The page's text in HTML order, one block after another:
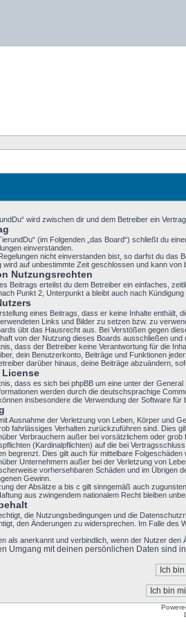
wird zwischen dir und dem Betreiber ein
(im Folgenden „das Board“) schließt du
einverstanden.
nicht einverstanden bist, so darfst du das
auf unbestimmte Zeit geschlossen und kann von
Nutzungsrechten
Beitrags erteilst du dem Betreiber ein einfaches,
Punkt 2, Unterpunkt a bleibt auch nach
eines Beitrags, dass er keine Inhalte
Links und Bilder zu setzen bzw. zu
übt das Hausrecht aus. Bei Verstößen gegen
von der Nutzung dieses Boards ausschließen und
dass der Betreiber keine Verantwortung für die
dein Benutzerkonto, Beiträge und Funktionen
darüber hinaus, deine Beiträge abzuändern,
License
dass es sich bei phpBB um eine unter der
werden durch die deutschsprachige
insbesondere die Verwendung der Software
Ausnahme der Verletzung von Leben, Körper und
fahrlässiges Verhalten zurückzuführen sind. Dies
Verbrauchern außer bei vorsätzlichem oder
(Kardinalpflichten) auf die bei
begrenzt. Dies gilt auch für mittelbare Folgeschäden
Unternehmern außer bei der Verletzung von
vorhersehbaren Schäden und im Übrigen
Gewinn.
der Absätze a bis c gilt sinngemäß auch
aus zwingendem nationalem Recht bleiben
die Nutzungsbedingungen und die
den Änderungen zu widersprechen. Im Falle
als anerkannt und verbindlich, wenn der Nutzer den
Umgang mit deinen persönlichen Daten sind